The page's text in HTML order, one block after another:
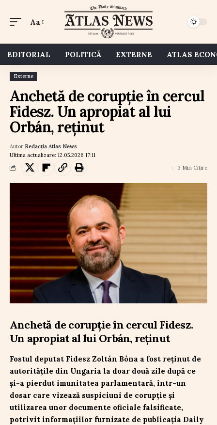
Aa
EDITORIAL POLITICĂ EXTERNE ATLAS
Externe
Anchetă de corupție în cercul
Fidesz. Un apropiat al lui
Orbán, reținut
Ultima actualizare: 12.05.2026 17:11
Autor:Redacția Atlas News
3 Min Citire
Anchetă de corupție în cercul Fidesz.
Un apropiat al lui Orbán, reținut
Fostul deputat Fidesz Zoltán Bóna a fost reținut de
autoritățile din Ungaria la doar două zile după ce
și-a pierdut imunitatea parlamentară, într-un
dosar care vizează suspiciuni de corupție și
utilizarea unor documente oficiale falsificate,
potrivit informațiilor furnizate de publicația Daily